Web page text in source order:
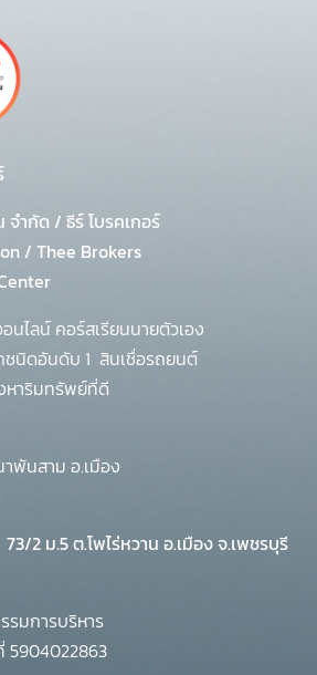
จำกัด / ธีร์ โบรคเกอร์
/ Thee Brokers
นไลน์ คอร์สเรียนนายตัวเอง
ชนิดอันดับ 1 สินเชื่อรถยนต์
หาริมทรัพย์ที่ดี
าพันสาม อ.เมือง
73/2 ม.5 ต.โพไร่หวาน อ.เมือง จ.เพชรบุรี
มการบริหาร
5904022863